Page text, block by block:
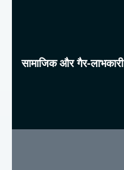
सामाजिक और गैर-लाभकारी